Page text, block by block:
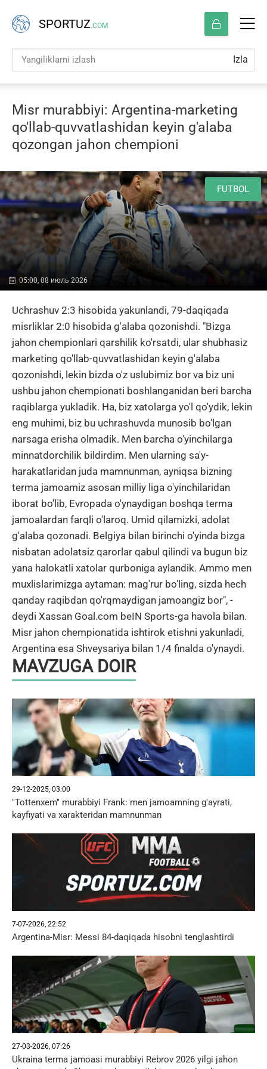
SPORTUZ.COM
Izla
Misr murabbiyi: Argentina-marketing
qo'llab-quvvatlashidan keyin g'alaba
qozongan jahon chempioni
FUTBOL
05:00, 08 июль 2026
Uchrashuv 2:3 hisobida yakunlandi, 79-daqiqada
misrliklar 2:0 hisobida g'alaba qozonishdi. "Bizga
jahon chempionlari qarshilik ko'rsatdi, ular shubhasiz
marketing qo'llab-quvvatlashidan keyin g'alaba
qozonishdi, lekin bizda o'z uslubimiz bor va biz uni
ushbu jahon chempionati boshlanganidan beri barcha
raqiblarga yukladik. Ha, biz xatolarga yo'l qo'ydik, lekin
eng muhimi, biz bu uchrashuvda munosib bo'lgan
narsaga erisha olmadik. Men barcha o'yinchilarga
minnatdorchilik bildirdim. Men ularning sa'y-
harakatlaridan juda mamnunman, ayniqsa bizning
terma jamoamiz asosan milliy liga o'yinchilaridan
iborat bo'lib, Evropada o'ynaydigan boshqa terma
jamoalardan farqli o'laroq. Umid qilamizki, adolat
g'alaba qozonadi. Belgiya bilan birinchi o'yinda bizga
nisbatan adolatsiz qarorlar qabul qilindi va bugun biz
yana halokatli xatolar qurboniga aylandik. Ammo men
muxlislarimizga aytaman: mag'rur bo'ling, sizda hech
qanday raqibdan qo'rqmaydigan jamoangiz bor", -
deydi Xassan Goal.com beIN Sports-ga havola bilan.
Misr jahon chempionatida ishtirok etishni yakunladi,
Argentina esa Shveysariya bilan 1/4 finalda o'ynaydi.
MAVZUGA DOIR
29-12-2025, 03:00
"Tottenxem" murabbiyi Frank: men jamoamning g'ayrati,
kayfiyati va xarakteridan mamnunman
7-07-2026, 22:52
Argentina-Misr: Messi 84-daqiqada hisobni tenglashtirdi
27-03-2026, 07:26
Ukraina terma jamoasi murabbiyi Rebrov 2026 yilgi jahon